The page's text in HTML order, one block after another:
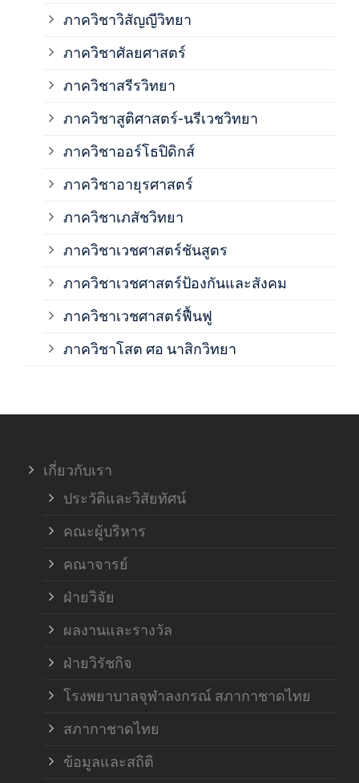
ภาควิชาวิสัญญีวิทยา
ภาควิชาศัลยศาสตร์
ภาควิชาสรีรวิทยา
ภาควิชาสูติศาสตร์-นรีเวชวิทยา
ภาควิชาออร์โธปิดิกส์
ภาควิชาอายุรศาสตร์
ภาควิชาเภสัชวิทยา
ภาควิชาเวชศาสตร์ชันสูตร
ภาควิชาเวชศาสตร์ป้องกันและสังคม
ภาควิชาเวชศาสตร์ฟื้นฟู
ภาควิชาโสต ศอ นาสิกวิทยา
เกี่ยวกับเรา
ประวัติและวิสัยทัศน์
คณะผู้บริหาร
คณาจารย์
ฝ่ายวิจัย
ผลงานและรางวัล
ฝ่ายวิรัชกิจ
โรงพยาบาลจุฬาลงกรณ์ สภากาชาดไทย
สภากาชาดไทย
ข้อมูลและสถิติ